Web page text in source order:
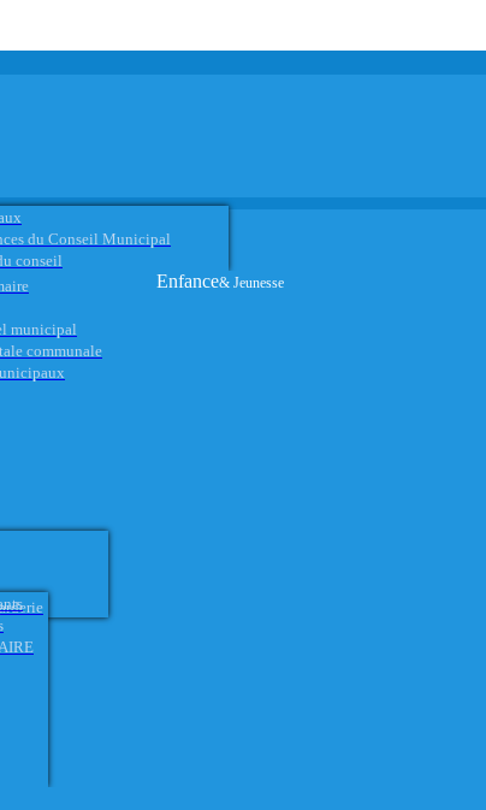
du Conseil Municipal
conseil
municipal
communale
Enfance& Jeunesse